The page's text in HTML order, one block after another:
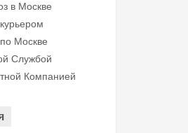
в Москве
Москве
Службой
Компанией